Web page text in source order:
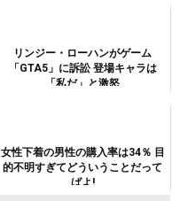
リンジー・ローハンがゲーム
「GTA5」に訴訟 登場キャラは
「私だ」と激怒
女性下着の男性の購入率は34％ 目
的不明すぎてどういうことだって
ばよ!